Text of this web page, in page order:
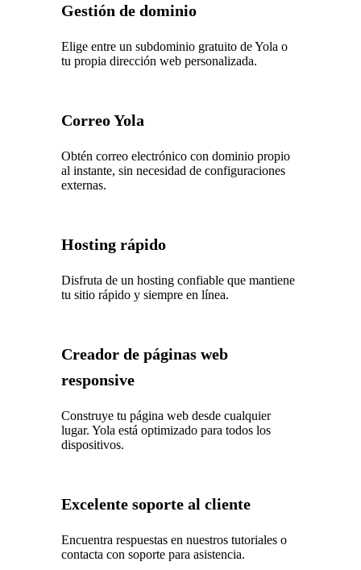
Gestión de dominio
Elige entre un subdominio gratuito de Yola o
tu propia dirección web personalizada.
Correo Yola
Obtén correo electrónico con dominio propio
al instante, sin necesidad de configuraciones
externas.
Hosting rápido
Disfruta de un hosting confiable que mantiene
tu sitio rápido y siempre en línea.
Creador de páginas web
responsive
Construye tu página web desde cualquier
lugar. Yola está optimizado para todos los
dispositivos.
Excelente soporte al cliente
Encuentra respuestas en nuestros tutoriales o
contacta con soporte para asistencia.